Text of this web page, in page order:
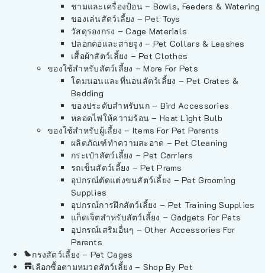
ชามและเครื่องป้อน – Bowls, Feeders & Watering
ของเล่นสัตว์เลี้ยง – Pet Toys
วัสดุรองกรง – Cage Materials
ปลอกคอและสายจูง – Pet Collars & Leashes
เสื้อผ้าสัตว์เลี้ยง – Pet Clothes
ของใช้สำหรับสัตว์เลี้ยง – More For Pets
โดมนอนและที่นอนสัตว์เลี้ยง – Pet Crates &
Bedding
ของประดับสำหรับนก – Bird Accessories
หลอดไฟให้ความร้อน – Heat Light Bulb
ของใช้สำหรับผู้เลี้ยง – Items For Pet Parents
ผลิตภัณฑ์ทำความสะอาด – Pet Cleaning
กระเป๋าสัตว์เลี้ยง – Pet Carriers
รถเข็นสัตว์เลี้ยง – Pet Prams
อุปกรณ์ตัดแต่งขนสัตว์เลี้ยง – Pet Grooming
Supplies
อุปกรณ์การฝึกสัตว์เลี้ยง – Pet Training Supplies
แก็ดเจ็ตสำหรับสัตว์เลี้ยง – Gadgets For Pets
อุปกรณ์เสริมอื่นๆ – Other Accessories For
Parents
กรงสัตว์เลี้ยง – Pet Cages
เลือกซื้อตามหมวดสัตว์เลี้ยง – Shop By Pet